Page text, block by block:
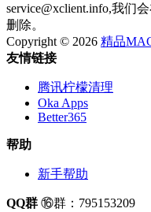
service@xclient.info,我们
删除。
Copyright © 2026 精品
友情链接
腾讯柠檬清理
Oka Apps
Better365
帮助
新手帮助
QQ群 ⑯群：795153209